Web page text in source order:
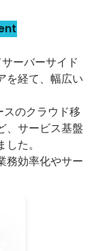
ーバーサイド
を経て、幅広い
スのクラウド移
、サービス基盤
た。
務効率化やサー